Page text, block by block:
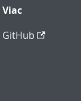
Viac
GitHub